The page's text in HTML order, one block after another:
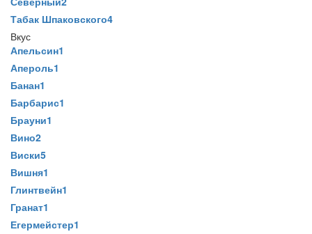
Табак Шпаковского4
Вкус
Апельсин1
Апероль1
Банан1
Барбарис1
Брауни1
Вино2
Виски5
Вишня1
Глинтвейн1
Гранат1
Егермейстер1